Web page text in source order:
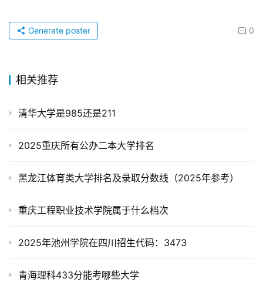
0
Generate poster
相关推荐
清华大学是985还是211
2025重庆所有公办二本大学排名
黑龙江体育类大学排名及录取分数线（2025年参考）
重庆工程职业技术学院属于什么档次
2025年池州学院在四川招生代码：3473
青海理科433分能考哪些大学